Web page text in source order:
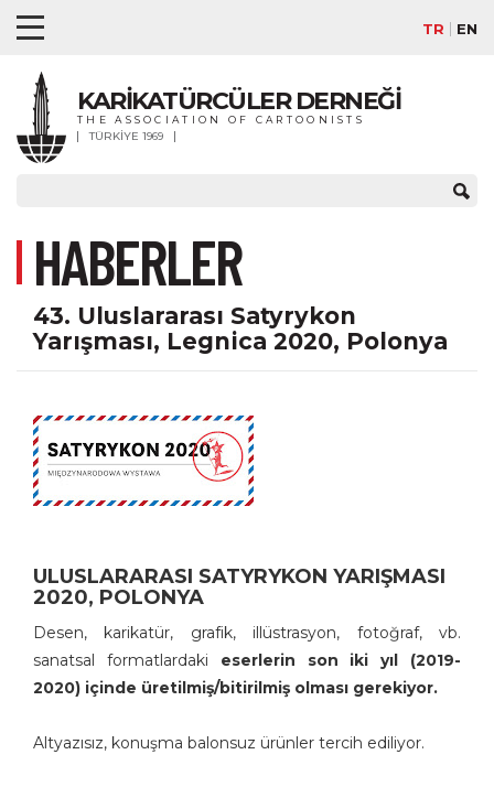
TR EN
KARİKATÜRCÜLER DERNEĞİ
THE ASSOCIATION OF CARTOONISTS
TÜRKİYE 1969
HABERLER
43. Uluslararası Satyrykon
Yarışması, Legnica 2020, Polonya
ULUSLARARASI SATYRYKON YARIŞMASI
2020, POLONYA
Desen, karikatür, grafik, illüstrasyon, fotoğraf, vb.
sanatsal formatlardaki eserlerin son iki yıl (2019-
2020) içinde üretilmiş/bitirilmiş olması gerekiyor.
Altyazısız, konuşma balonsuz ürünler tercih ediliyor.